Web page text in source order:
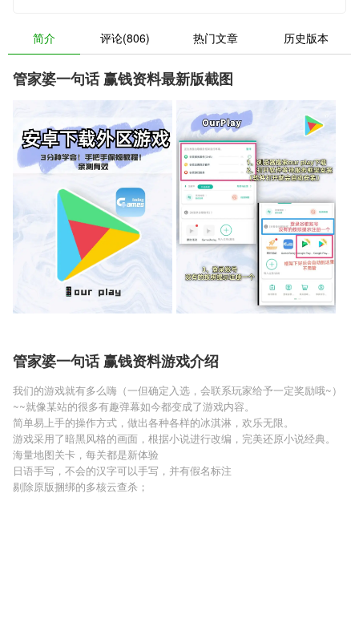
简介 评论(806) 热门文章 历史版本
管家婆一句话 赢钱资料最新版截图
管家婆一句话 赢钱资料游戏介绍
我们的游戏就有多么嗨（一但确定入选，会联系玩家给予一定奖励哦~）
~~就像某站的很多有趣弹幕如今都变成了游戏内容。
简单易上手的操作方式，做出各种各样的冰淇淋，欢乐无限。
游戏采用了暗黑风格的画面，根据小说进行改编，完美还原小说经典。
海量地图关卡，每关都是新体验
日语手写，不会的汉字可以手写，并有假名标注
剔除原版捆绑的多核云查杀；